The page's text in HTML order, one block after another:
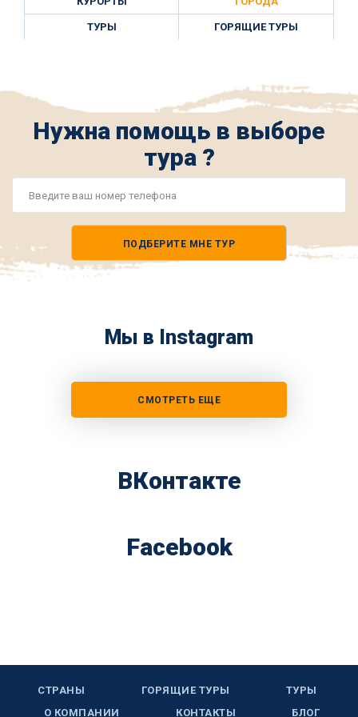
ТУРЫ ГОРЯЩИЕ ТУРЫ
Нужна помощь в выборе
тура ?
ПОДБЕРИТЕ МНЕ ТУР
Мы в Instagram
СМОТРЕТЬ ЕЩЕ
ВКонтакте
Facebook
СТРАНЫ ГОРЯЩИЕ ТУРЫ
ТУРЫ
О КОМПАНИИ
КОНТАКТЫ БЛОГ